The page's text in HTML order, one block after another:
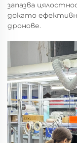
запазва
докато
дронове.